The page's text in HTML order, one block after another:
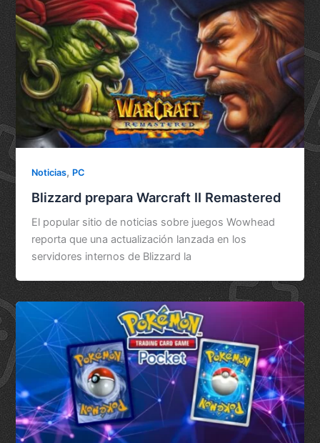
Noticias, PC
Blizzard prepara Warcraft II Remastered
El popular sitio de noticias sobre juegos Wowhead
reporta que una actualización lanzada en los
servidores internos de Blizzard la